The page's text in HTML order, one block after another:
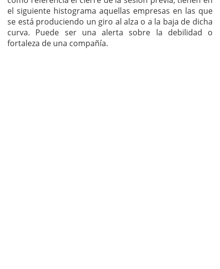
el siguiente histograma aquellas empresas en las que
se está produciendo un giro al alza o a la baja de dicha
curva. Puede ser una alerta sobre la debilidad o
fortaleza de una compañía.